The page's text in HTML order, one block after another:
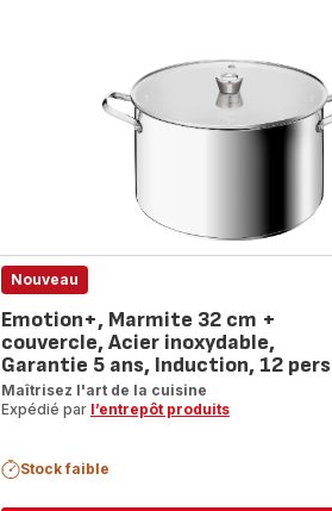
Nouveau
Emotion+, Marmite 32 cm +
couvercle, Acier inoxydable,
Garantie 5 ans, Induction, 12
Maîtrisez l'art de la cuisine
Expédié par l’entrepôt produits
Stock faible